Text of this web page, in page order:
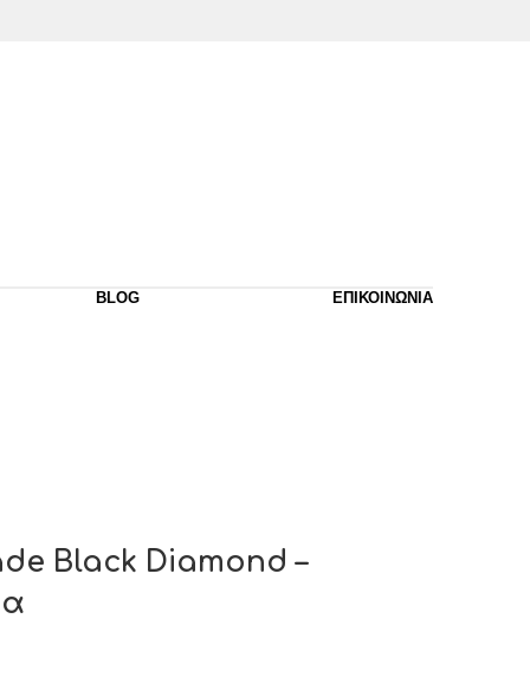
BLOG
ΕΠΙΚΟΙΝΩΝΙΑ
Black Diamond –